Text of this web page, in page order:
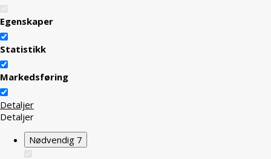
Egenskaper
Statistikk
Markedsføring
Detaljer
Detaljer
Nødvendig 7